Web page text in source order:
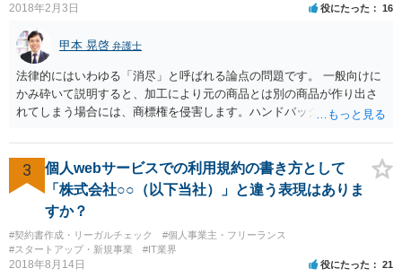
2018年2月3日 役にたった 16
甲本 晃啓 弁護士
法律的にはいわゆる「消尽」と呼ばれる論点の問題です。 一般向けに
かみ砕いて説明すると、加工により元の商品とは別の商品が作り出さ
れてしまう場合には、商標権を侵害します。ハンドバッグをポーチに
ための加工（一般にいう修理）は、商標権を侵害しません。 商標権者
は、その商品を売ったときに対価を回収しているので、商標権は用い
尽くされている（用尽、消尽といいます。）と解釈されます。他方
で、商標権者の預かり知らないところで、販売した商品から別の商品
（コピー品やリメイク品）が作りだされてしまうと、その商品が仮に
酷い品質であれば、商標権者のブランドイメージが傷ついてしまいま
すし、その証商標権者にクレームが来てしまいますので、商標権を侵
害します。その商品が流通すれば商標権（ロゴマーク等）に対する一
3
個人webサービスでの利用規約の書き方として
「株式会社○○（以下当社）」と違う表現はありま
すか？
#契約書作成・リーガルチェック
#個人事業主・フリーランス
#スタートアップ・新規事業
#IT業界
2018年8月14日 役にたった 21